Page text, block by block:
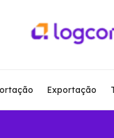
Exportação